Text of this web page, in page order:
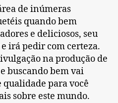
de inúmeras
quando bem
e deliciosos, seu
irá pedir com certeza.
na produção de
buscando bem vai
para você
sobre este mundo.